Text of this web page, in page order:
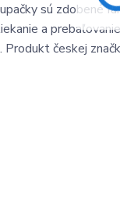
sú zdobené
a
českej